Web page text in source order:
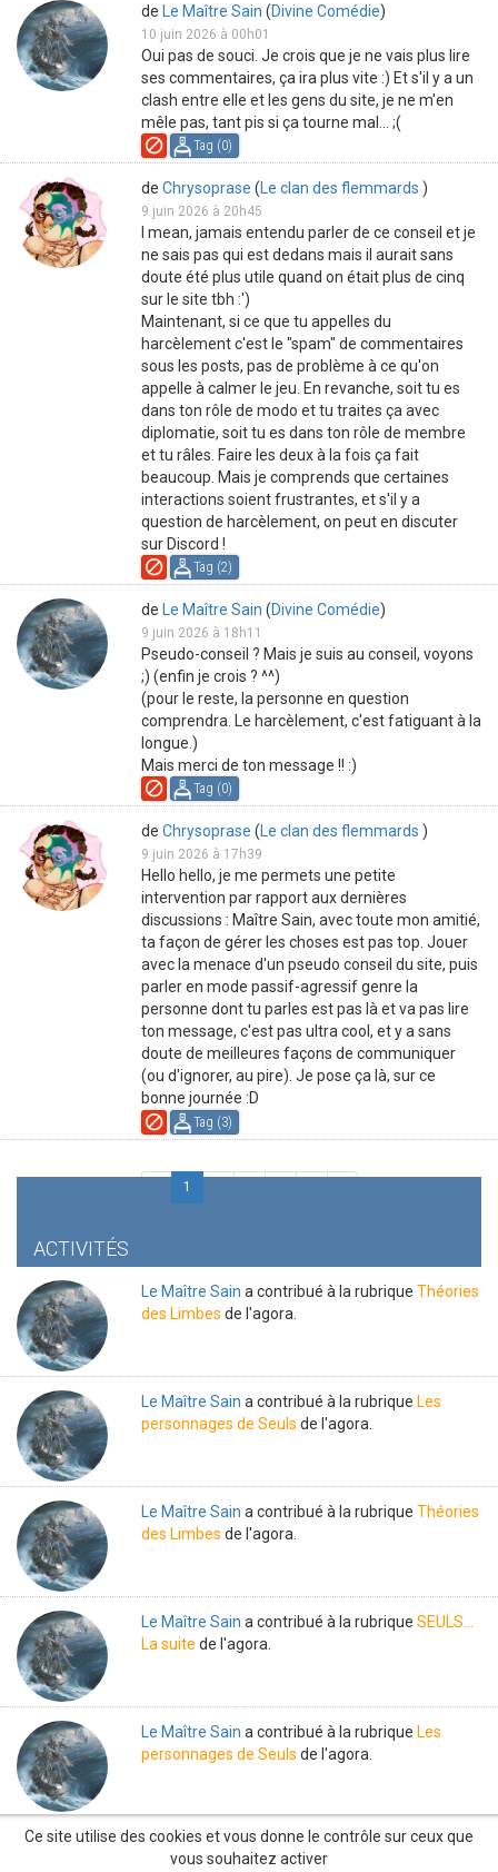
de Le Maître Sain (Divine Comédie)
10 juin 2026 à 00h01
Oui pas de souci. Je crois que je ne vais plus lire
ses commentaires, ça ira plus vite :) Et s'il y a un
clash entre elle et les gens du site, je ne m'en
mêle pas, tant pis si ça tourne mal... ;(
Tag (0)
de Chrysoprase ( Le clan des flemmards )
9 juin 2026 à 20h45
I mean, jamais entendu parler de ce conseil et je
ne sais pas qui est dedans mais il aurait sans
doute été plus utile quand on était plus de cinq
sur le site tbh :')
Maintenant, si ce que tu appelles du
harcèlement c'est le "spam" de commentaires
sous les posts, pas de problème à ce qu'on
appelle à calmer le jeu. En revanche, soit tu es
dans ton rôle de modo et tu traites ça avec
diplomatie, soit tu es dans ton rôle de membre
et tu râles. Faire les deux à la fois ça fait
beaucoup. Mais je comprends que certaines
interactions soient frustrantes, et s'il y a
question de harcèlement, on peut en discuter
sur Discord !
Tag (2)
de Le Maître Sain (Divine Comédie)
9 juin 2026 à 18h11
Pseudo-conseil ? Mais je suis au conseil, voyons
;) (enfin je crois ? ^^)
(pour le reste, la personne en question
comprendra. Le harcèlement, c'est fatiguant à la
longue.)
Mais merci de ton message !! :)
Tag (0)
de Chrysoprase (Le clan des flemmards )
9 juin 2026 à 17h39
Hello hello, je me permets une petite
intervention par rapport aux dernières
discussions : Maître Sain, avec toute mon amitié,
ta façon de gérer les choses est pas top. Jouer
avec la menace d'un pseudo conseil du site, puis
parler en mode passif-agressif genre la
personne dont tu parles est pas là et va pas lire
ton message, c'est pas ultra cool, et y a sans
doute de meilleures façons de communiquer
(ou d'ignorer, au pire). Je pose ça là, sur ce
bonne journée :D
Tag (3)
1
ACTIVITÉS
Le Maître Sain a contribué à la rubrique Théories
des Limbes de l'agora.
Le Maître Sain a contribué à la rubrique Les
personnages de Seuls de l'agora.
Le Maître Sain a contribué à la rubrique Théories
des Limbes de l'agora.
Le Maître Sain a contribué à la rubrique SEULS...
La suite de l'agora.
Le Maître Sain a contribué à la rubrique Les
personnages de Seuls de l'agora.
Ce site utilise des cookies et vous donne le contrôle sur ceux que
vous souhaitez activer